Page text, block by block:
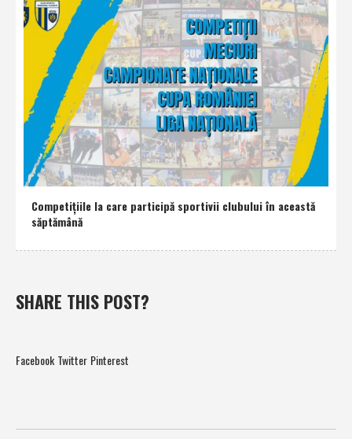
Competiţiile la care participă sportivii clubului în această
săptămână
SHARE THIS POST?
Facebook Twitter Pinterest